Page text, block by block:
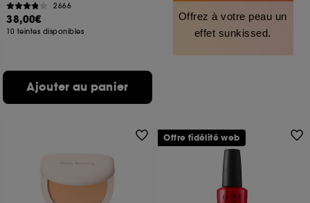
2666
38,00€
10 teintes disponibles
Ajouter au panier
Offrez à votre peau un
effet sunkissed.
Offre fidélité web